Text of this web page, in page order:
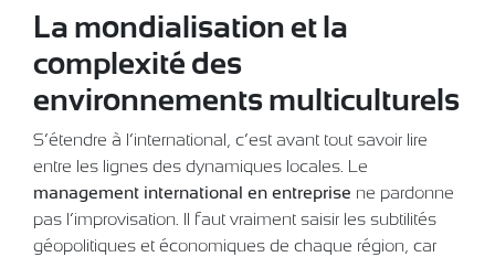
La mondialisation et la
complexité des
environnements multiculturels
S’étendre à l’international, c’est avant tout savoir lire
entre les lignes des dynamiques locales. Le
management international en entreprise ne pardonne
pas l’improvisation. Il faut vraiment saisir les subtilités
géopolitiques et économiques de chaque région, car